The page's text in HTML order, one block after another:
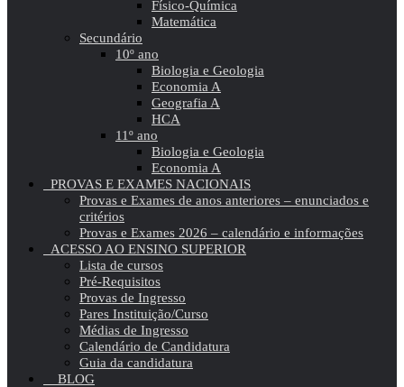
Físico-Química
Matemática
Secundário
10º ano
Biologia e Geologia
Economia A
Geografia A
HCA
11º ano
Biologia e Geologia
Economia A
PROVAS E EXAMES NACIONAIS
Provas e Exames de anos anteriores – enunciados e
critérios
Provas e Exames 2026 – calendário e informações
ACESSO AO ENSINO SUPERIOR
Lista de cursos
Pré-Requisitos
Provas de Ingresso
Pares Instituição/Curso
Médias de Ingresso
Calendário de Candidatura
Guia da candidatura
BLOG